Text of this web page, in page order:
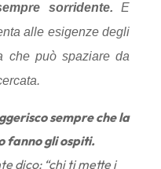
sorridente. E
alle esigenze degli
che può spaziare da
sempre che la
fanno gli ospiti.
dico: “chi ti mette i